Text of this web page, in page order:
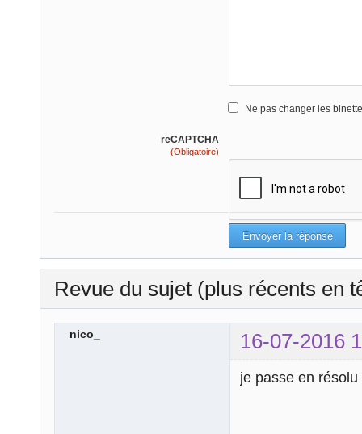
Ne pas changer les
reCAPTCHA
(Obligatoire)
Revue du sujet (plus récents en
nico_ 16-07-2016
je passe en résolu